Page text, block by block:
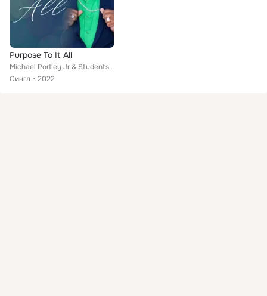
Purpose To It All
Michael Portley Jr & Students of David
Сингл
2022